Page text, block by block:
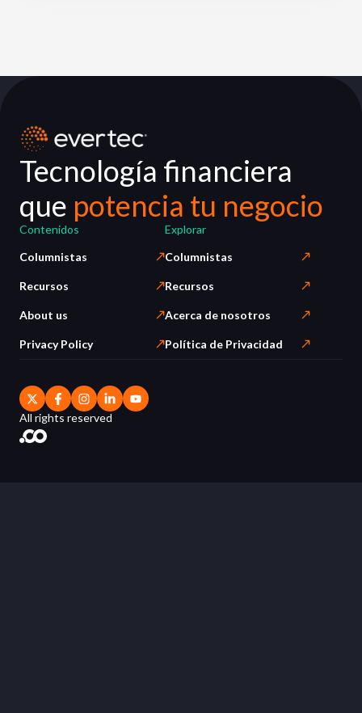
Tecnología financiera
que potencia tu negocio
Contenidos
Columnistas
Recursos
About us
Privacy Policy
Explorar
Columnistas
Recursos
Acerca de nosotros
Política de Privacidad
All rights reserved